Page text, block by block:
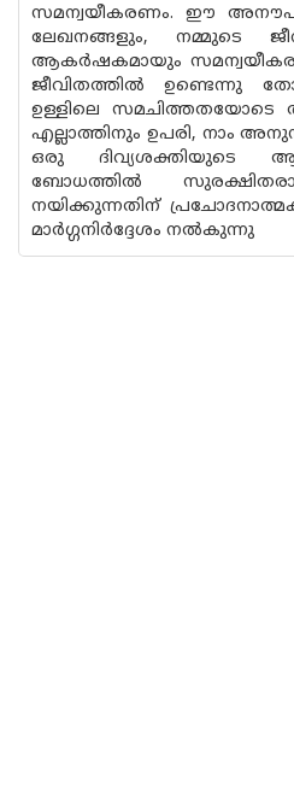
സമന്വയീകരണം. ഈ
ലേഖനങ്ങളും, നമ്മുടെ
ആകർഷകമായും
ജീവിതത്തിൽ ഉണ്ടെന്നു
ഉള്ളിലെ സമചിത്തതയോടെ
എല്ലാത്തിനും ഉപരി, നാം
ഒരു ദിവ്യശക്തിയുടെ
ബോധത്തിൽ
നയിക്കുന്നതിന്
മാർഗ്ഗനിർദ്ദേശം നൽകുന്നു